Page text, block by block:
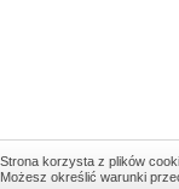
Strona korzysta z plików
Możesz określić warunki